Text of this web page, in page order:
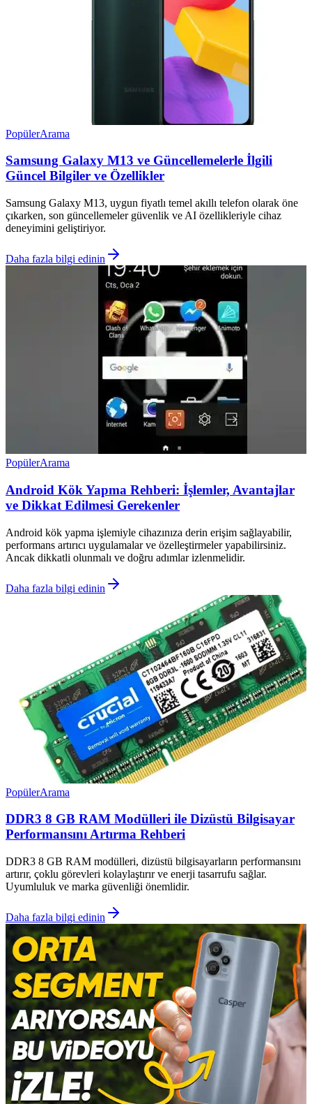
PopülerArama
Samsung Galaxy M13 ve Güncellemelerle İlgili
Güncel Bilgiler ve Özellikler
Samsung Galaxy M13, uygun fiyatlı temel akıllı telefon olarak öne
çıkarken, son güncellemeler güvenlik ve AI özellikleriyle cihaz
deneyimini geliştiriyor.
Daha fazla bilgi edinin
PopülerArama
Android Kök Yapma Rehberi: İşlemler, Avantajlar
ve Dikkat Edilmesi Gerekenler
Android kök yapma işlemiyle cihazınıza derin erişim sağlayabilir,
performans artırıcı uygulamalar ve özelleştirmeler yapabilirsiniz.
Ancak dikkatli olunmalı ve doğru adımlar izlenmelidir.
Daha fazla bilgi edinin
PopülerArama
DDR3 8 GB RAM Modülleri ile Dizüstü Bilgisayar
Performansını Artırma Rehberi
DDR3 8 GB RAM modülleri, dizüstü bilgisayarların performansını
artırır, çoklu görevleri kolaylaştırır ve enerji tasarrufu sağlar.
Uyumluluk ve marka güvenliği önemlidir.
Daha fazla bilgi edinin